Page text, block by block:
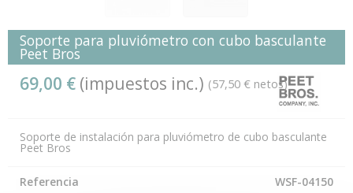
Soporte para pluviómetro con cubo basculante
Peet Bros
69,00 € (impuestos inc.) (57,50 € netos)
Soporte de instalación para pluviómetro de cubo basculante
Peet Bros
Referencia WSF-04150